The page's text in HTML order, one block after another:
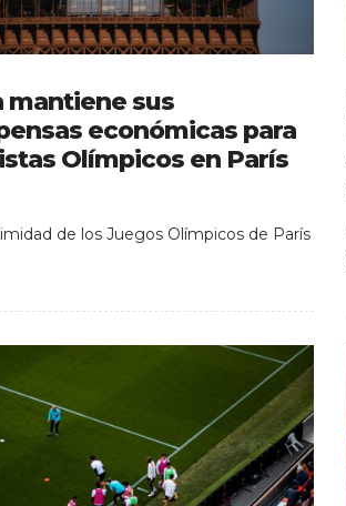
mantiene sus
económicas para
Olímpicos en París
de los Juegos Olímpicos de París